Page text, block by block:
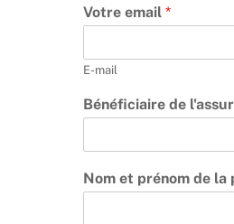
Votre email *
E-mail
Bénéficiaire de
Nom et prénom de la